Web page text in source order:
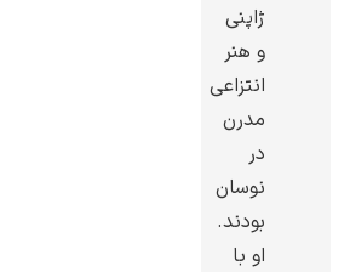
ژاپنی
و هنر
انتزاعی
مدرن
در
نوسان
بودند.
او با